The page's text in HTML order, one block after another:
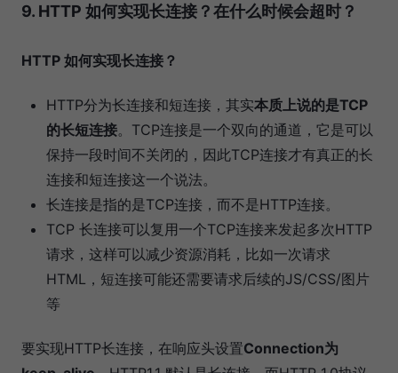
9. HTTP 如何实现长连接？在什么时候会超时？
HTTP 如何实现长连接？
HTTP分为长连接和短连接，其实本质上说的是TCP
的长短连接。TCP连接是一个双向的通道，它是可以
保持一段时间不关闭的，因此TCP连接才有真正的长
连接和短连接这一个说法。
长连接是指的是TCP连接，而不是HTTP连接。
TCP 长连接可以复用一个TCP连接来发起多次HTTP
请求，这样可以减少资源消耗，比如一次请求
HTML，短连接可能还需要请求后续的JS/CSS/图片
等
要实现HTTP长连接，在响应头设置Connection为